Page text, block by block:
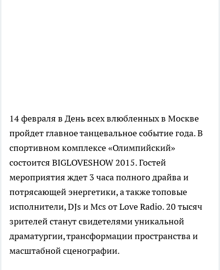
14 февраля в День всех влюбленных в Москве
пройдет главное танцевальное событие года. В
спортивном комплексе «Олимпийский»
состоится BIGLOVESHOW 2015. Гостей
мероприятия ждет 3 часа полного драйва и
потрясающей энергетики, а также топовые
исполнители, DJs и Mcs от Love Radio. 20 тысяч
зрителей станут свидетелями уникальной
драматургии, трансформации пространства и
масштабной сценографии.